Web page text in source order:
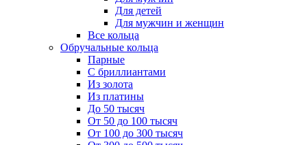
Для детей
Для мужчин и женщин
Все кольца
Обручальные кольца
Парные
С бриллиантами
Из золота
Из платины
До 50 тысяч
От 50 до 100 тысяч
От 100 до 300 тысяч